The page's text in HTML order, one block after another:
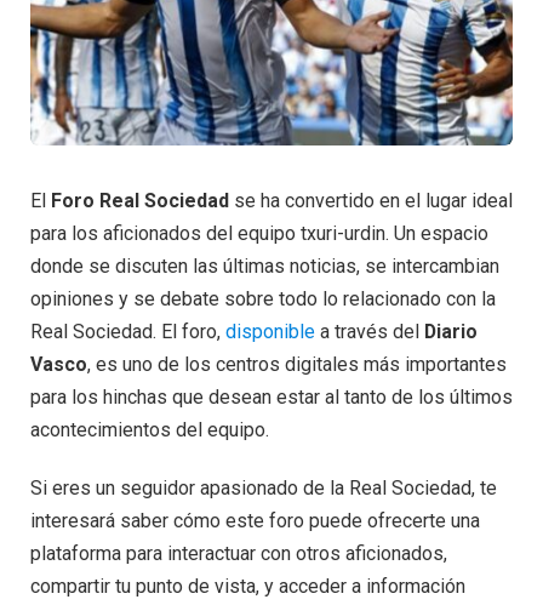
El Foro Real Sociedad se ha convertido en el lugar ideal
para los aficionados del equipo txuri-urdin. Un espacio
donde se discuten las últimas noticias, se intercambian
opiniones y se debate sobre todo lo relacionado con la
Real Sociedad. El foro, disponible a través del Diario
Vasco, es uno de los centros digitales más importantes
para los hinchas que desean estar al tanto de los últimos
acontecimientos del equipo.
Si eres un seguidor apasionado de la Real Sociedad, te
interesará saber cómo este foro puede ofrecerte una
plataforma para interactuar con otros aficionados,
compartir tu punto de vista, y acceder a información